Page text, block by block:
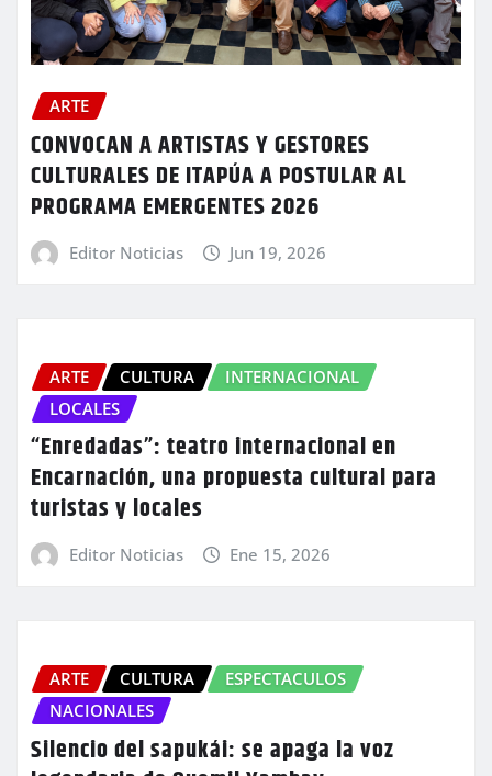
ARTE
CONVOCAN A ARTISTAS Y GESTORES
CULTURALES DE ITAPÚA A POSTULAR AL
PROGRAMA EMERGENTES 2026
Editor Noticias Jun 19, 2026
ARTE CULTURA
INTERNACIONAL
LOCALES
“Enredadas”: teatro internacional en
Encarnación, una propuesta cultural para
turistas y locales
Editor Noticias Ene 15, 2026
ARTE CULTURA
ESPECTACULOS
NACIONALES
Silencio del sapukái: se apaga la voz